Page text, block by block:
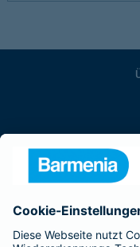
Barmenia